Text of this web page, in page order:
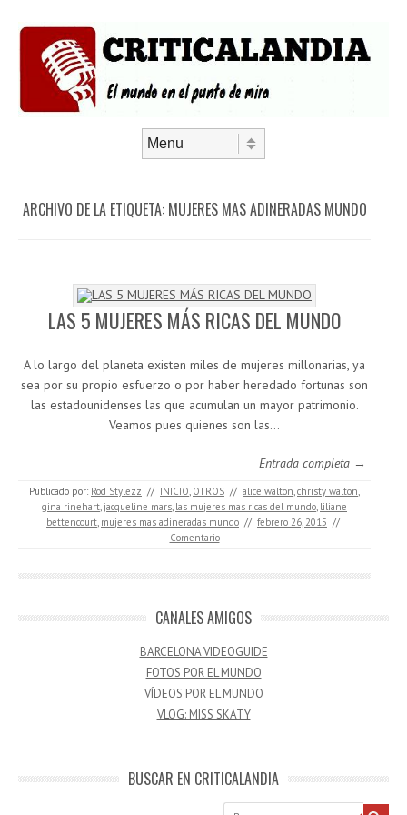
ARCHIVO DE LA ETIQUETA: MUJERES MAS ADINERADAS MUNDO
LAS 5 MUJERES MÁS RICAS DEL MUNDO
A lo largo del planeta existen miles de mujeres millonarias, ya
sea por su propio esfuerzo o por haber heredado fortunas son
las estadounidenses las que acumulan un mayor patrimonio.
Veamos pues quienes son las…
Entrada completa →
Publicado por: Rod Stylezz // INICIO, OTROS // alice walton,christy walton,
gina rinehart, jacqueline mars, las mujeres mas ricas del mundo, liliane
bettencourt, mujeres mas adineradas mundo // febrero 26, 2015 //
Comentario
CANALES AMIGOS
BARCELONA VIDEOGUIDE
FOTOS POR EL MUNDO
VÍDEOS POR EL MUNDO
VLOG: MISS SKATY
BUSCAR EN CRITICALANDIA
Buscar